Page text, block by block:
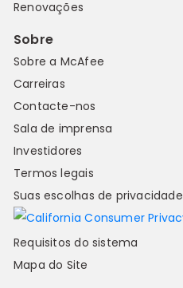
Renovações
Sobre
Sobre a McAfee
Carreiras
Contacte-nos
Sala de imprensa
Investidores
Termos legais
Suas escolhas de privacidade
Requisitos do sistema
Mapa do Site